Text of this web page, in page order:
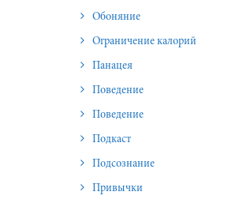
Обоняние
Ограничение калорий
Панацея
Поведение
Поведение
Подкаст
Подсознание
Привычки